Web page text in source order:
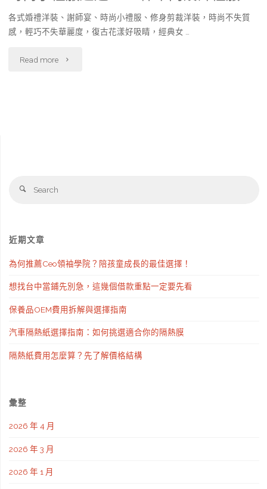
各式婚禮洋裝、謝師宴、時尚小禮服、修身剪裁洋裝，時尚不失質
感，輕巧不失華麗度，復古花漾好吸睛，經典女 …
Read more "時
Search
近期文章
為何推薦Ceo領袖學院？陪孩童成長的最佳選擇！
想找台中當鋪先別急，這幾個借款重點一定要先看
保養品OEM費用拆解與選擇指南
汽車隔熱紙選擇指南：如何挑選適合你的隔熱膜
隔熱紙費用怎麼算？先了解價格結構
彙整
2026 年 4 月
2026 年 3 月
2026 年 1 月